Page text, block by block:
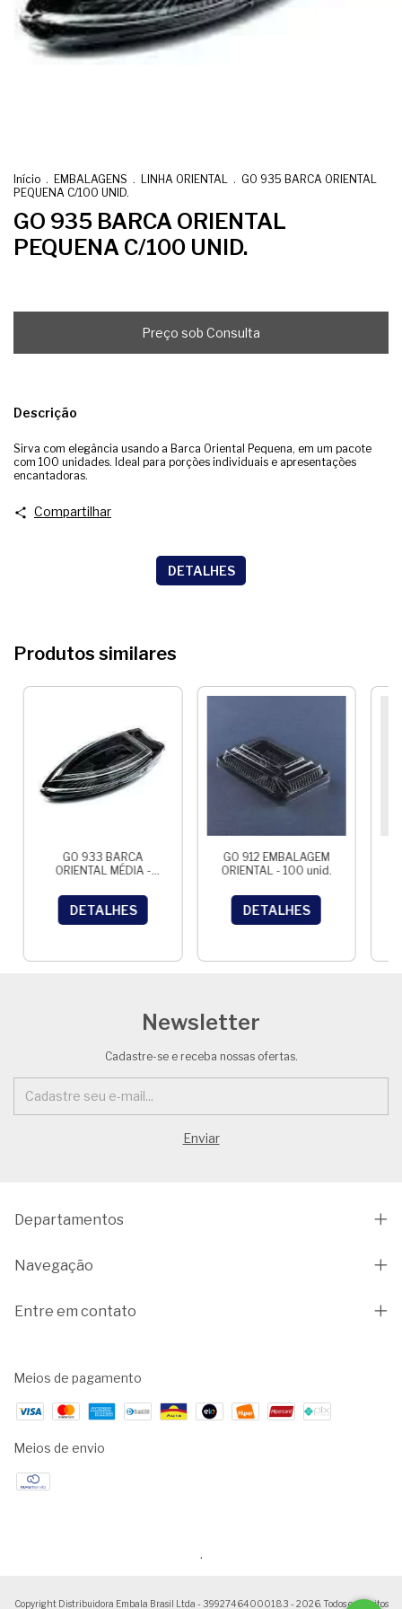
Início . EMBALAGENS . LINHA ORIENTAL . GO 935 BARCA ORIENTAL
PEQUENA C/100 UNID.
GO 935 BARCA ORIENTAL
PEQUENA C/100 UNID.
Descrição
Sirva com elegância usando a Barca Oriental Pequena, em um pacote
com 100 unidades. Ideal para porções individuais e apresentações
encantadoras.
Compartilhar
DETALHES
Produtos similares
GO 933 BARCA
ORIENTAL MÉDIA -
DETALHES
GO 912 EMBALAGEM
ORIENTAL - 100 unid.
DETALHES
Newsletter
Cadastre-se e receba nossas ofertas.
Departamentos
Navegação
Entre em contato
Meios de pagamento
Meios de envio
.
Copyright Distribuidora Embala Brasil Ltda - 39927464000183 - 2026. Todos os direitos